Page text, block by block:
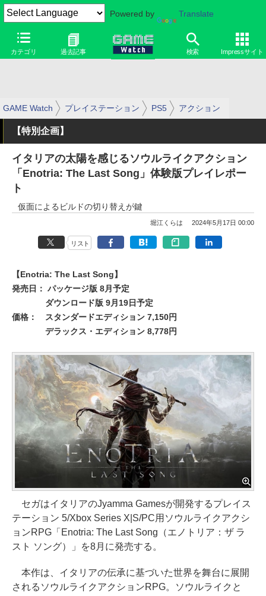
Powered by Translate
カテゴリ 過去記事 検索 Impressサイト
GAME Watch プレイステーション PS5 アクション
【特別企画】
イタリアの太陽を感じるソウルライクアクション
「Enotria: The Last Song」体験版プレイレポー
ト
仮面によるビルドの切り替えが鍵
堀江くらは 2024年5月17日 00:00
リスト
【Enotria: The Last Song】
発売日： パッケージ版 8月予定
ダウンロード版 9月19日予定
価格：
スタンダードエディション 7,150円
デラックス・エディション 8,778円
セガはイタリアのJyamma Gamesが開発するプレイス
テーション 5/Xbox Series X|S/PC用ソウルライクアクシ
ョンRPG「Enotria: The Last Song（エノトリア：ザ ラ
スト ソング）」を8月に発売する。
本作は、イタリアの伝承に基づいた世界を舞台に展開
されるソウルライクアクションRPG。ソウルライクと